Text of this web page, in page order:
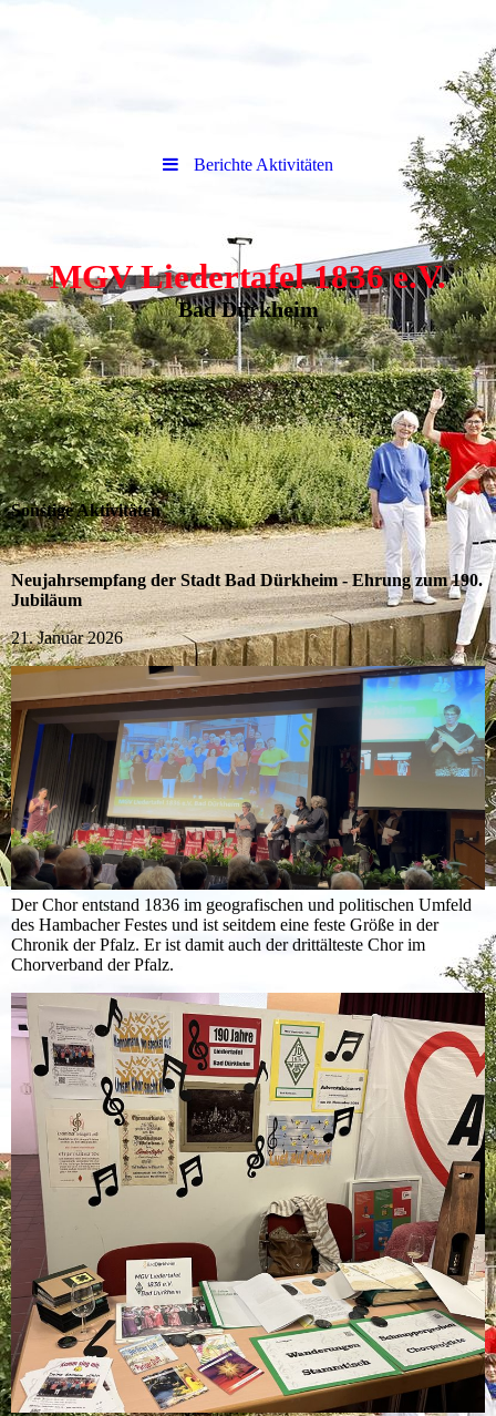
Berichte Aktivitäten
MGV Liedertafel 1836 e.V.
Bad Dürkheim
Sonstige Aktivitäten
Neujahrsempfang der Stadt Bad Dürkheim -Ehrung zum 190.
Jubiläum
21. Januar 2026
Der Chor entstand 1836 im geografischen und politischen Umfeld
des Hambacher Festes und ist seitdem eine feste Größe in der
Chronik der Pfalz. Er ist damit auch der drittälteste Chor im
Chorverband der Pfalz.